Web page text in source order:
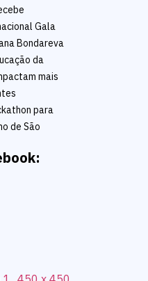
Gala
Bondareva
da
mais
para
de São